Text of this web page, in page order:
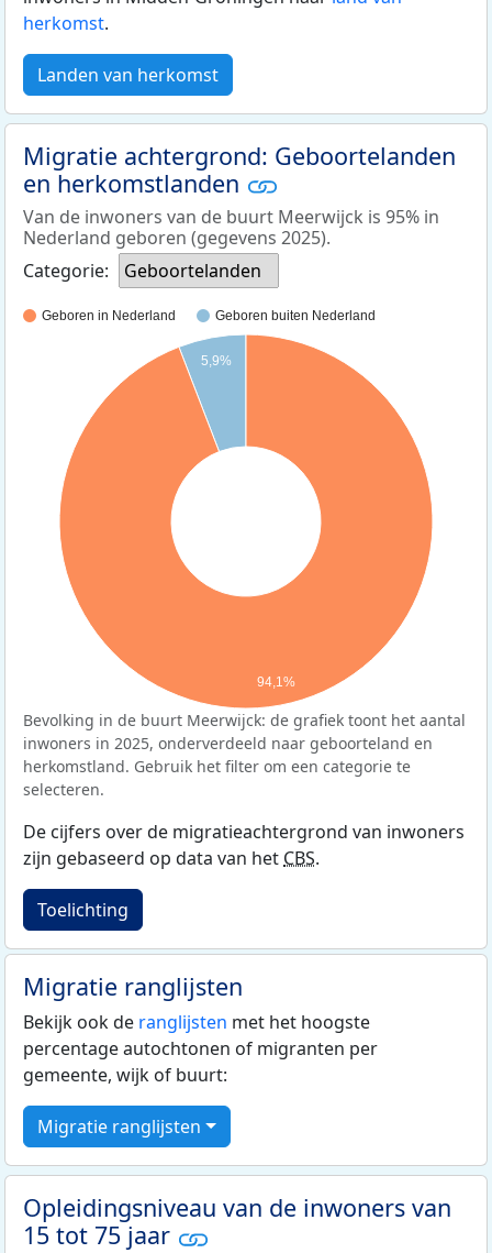
herkomst.
Landen van herkomst
Migratie achtergrond: Geboortelanden
en herkomstlanden
Van de inwoners van de buurt Meerwijck is 95% in
Nederland geboren (gegevens 2025).
Categorie:
Geboortelanden
Geboren in Nederland Geboren buiten Nederland
5,9%
94,1%
Bevolking in de buurt Meerwijck: de grafiek toont het aantal
inwoners in 2025, onderverdeeld naar geboorteland en
herkomstland. Gebruik het filter om een categorie te
selecteren.
De cijfers over de migratieachtergrond van inwoners
zijn gebaseerd op data van het CBS.
Toelichting
Migratie ranglijsten
Bekijk ook de ranglijsten met het hoogste
percentage autochtonen of migranten per
gemeente, wijk of buurt:
Migratie ranglijsten
Opleidingsniveau van de inwoners van
15 tot 75 jaar